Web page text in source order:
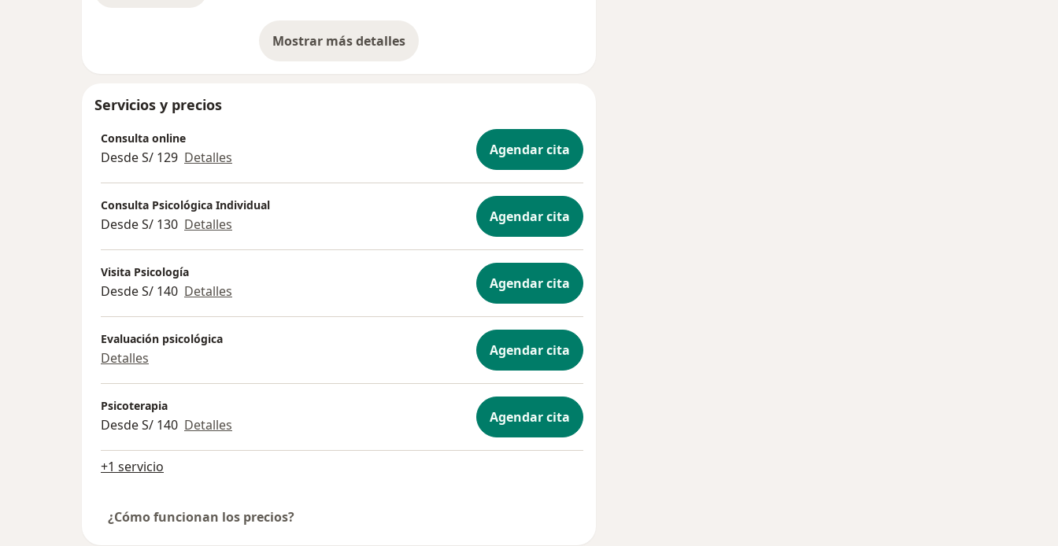
Mostrar más detalles
sobre la experiencia
Servicios y precios
Consulta online
Desde S/ 129 Detalles Agendar cita
Consulta Psicológica Individual
Desde S/ 130 Detalles Agendar cita
Visita Psicología
Desde S/ 140 Detalles Agendar cita
Evaluación psicológica
Detalles Agendar cita
Psicoterapia
Desde S/ 140 Detalles Agendar cita
+1 servicio
¿Cómo funcionan los precios?